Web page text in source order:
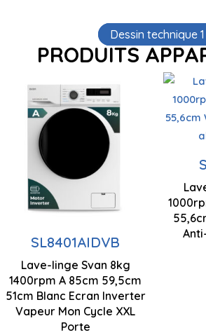
Dessin technique 1
PRODUITS
SL8401AIDVB
Lave-linge Svan 8kg
1400rpm A 85cm 59,5cm
51cm Blanc Ecran Inverter
Vapeur Mon Cycle XXL
Porte
Capacité de
Centrifugation
1400 rpm
inverseur
Contrôle de
l'affichage par
LED